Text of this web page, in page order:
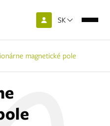
SK
magnetické pole